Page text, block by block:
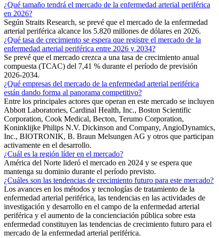
¿Qué tamaño tendrá el mercado de la enfermedad arterial periférica
en 2026?
Según Straits Research, se prevé que el mercado de la enfermedad
arterial periférica alcance los 5.820 millones de dólares en 2026.
¿Qué tasa de crecimiento se espera que registre el mercado de la
enfermedad arterial periférica entre 2026 y 2034?
Se prevé que el mercado crezca a una tasa de crecimiento anual
compuesta (TCAC) del 7,41 % durante el período de previsión
2026-2034.
¿Qué empresas del mercado de la enfermedad arterial periférica
están dando forma al panorama competitivo?
Entre los principales actores que operan en este mercado se incluyen
Abbott Laboratories, Cardinal Health, Inc., Boston Scientific
Corporation, Cook Medical, Becton, Terumo Corporation,
Koninklijke Philips N.V. Dickinson and Company, AngioDynamics,
Inc., BIOTRONIK, B. Braun Melsungen AG y otros que participan
activamente en el desarrollo.
¿Cuál es la región líder en el mercado?
América del Norte lideró el mercado en 2024 y se espera que
mantenga su dominio durante el período previsto.
¿Cuáles son las tendencias de crecimiento futuro para este mercado?
Los avances en los métodos y tecnologías de tratamiento de la
enfermedad arterial periférica, las tendencias en las actividades de
investigación y desarrollo en el campo de la enfermedad arterial
periférica y el aumento de la concienciación pública sobre esta
enfermedad constituyen las tendencias de crecimiento futuro para el
mercado de la enfermedad arterial periférica.